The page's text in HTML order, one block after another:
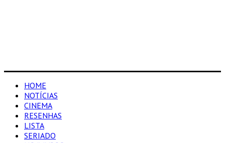
HOME
NOTÍCIAS
CINEMA
RESENHAS
LISTA
SERIADO